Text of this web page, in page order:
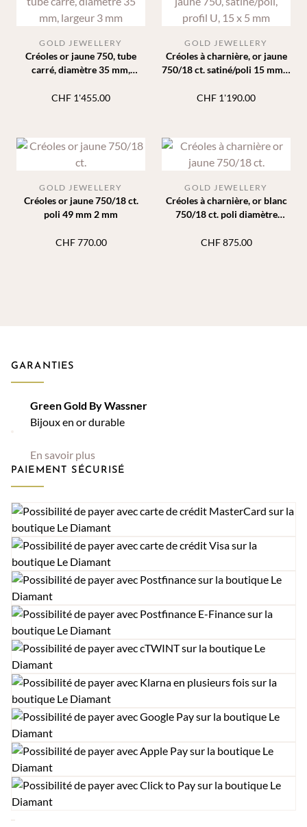
Créoles or jaune 750, tube
carré, diamètre 35 mm,
GOLD JEWELLERY
CHF 1'455.00
Créoles à charnière, or jaune
750/18 ct. satiné/poli 15 mm 5
GOLD JEWELLERY
CHF 1'190.00
Créoles or jaune 750/18 ct.
poli 49 mm 2 mm
GOLD JEWELLERY
CHF770.00
Créoles à charnière, or blanc
750/18 ct. poli diamètre
GOLD JEWELLERY
CHF875.00
GARANTIES
Green Gold By Wassner
Bijoux en or durable
En savoir plus
PAIEMENT SÉCURISÉ